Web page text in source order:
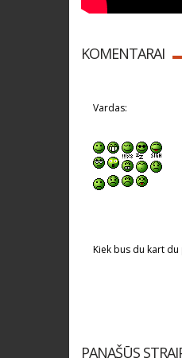
KOMENTARAI
Vardas:
Kiek bus du kart du
PANAŠŪS